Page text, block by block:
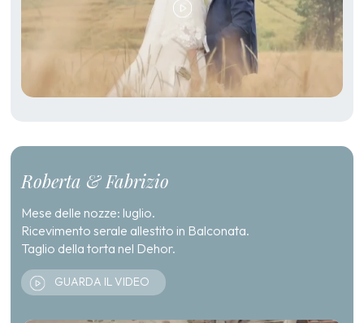
Roberta & Fabrizio
Mese delle nozze: luglio.
Ricevimento serale allestito in Balconata.
Taglio della torta nel Dehor.
GUARDA IL VIDEO